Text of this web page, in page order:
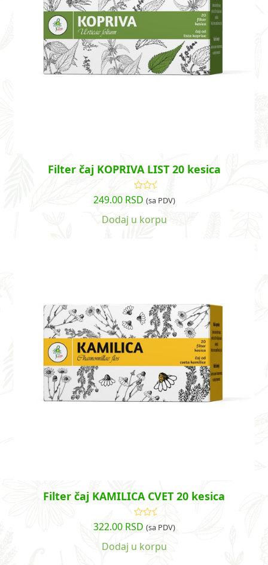
Filter čaj KOPRIVA LIST 20 kesica
Ocenjeno
sa5.00od
249.00 RSD (sa PDV)
Dodaj u korpu
Filter čaj KAMILICA CVET 20 kesica
Ocenjeno
sa4.00
322.00 RSD (sa PDV)
Dodaj u korpu